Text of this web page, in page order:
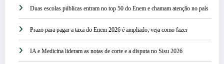
Duas escolas públicas entram no top 50 do Enem e chamam atenção no país
Prazo para pagar a taxa do Enem 2026 é ampliado; veja como fazer
IA e Medicina lideram as notas de corte e a disputa no Sisu 2026